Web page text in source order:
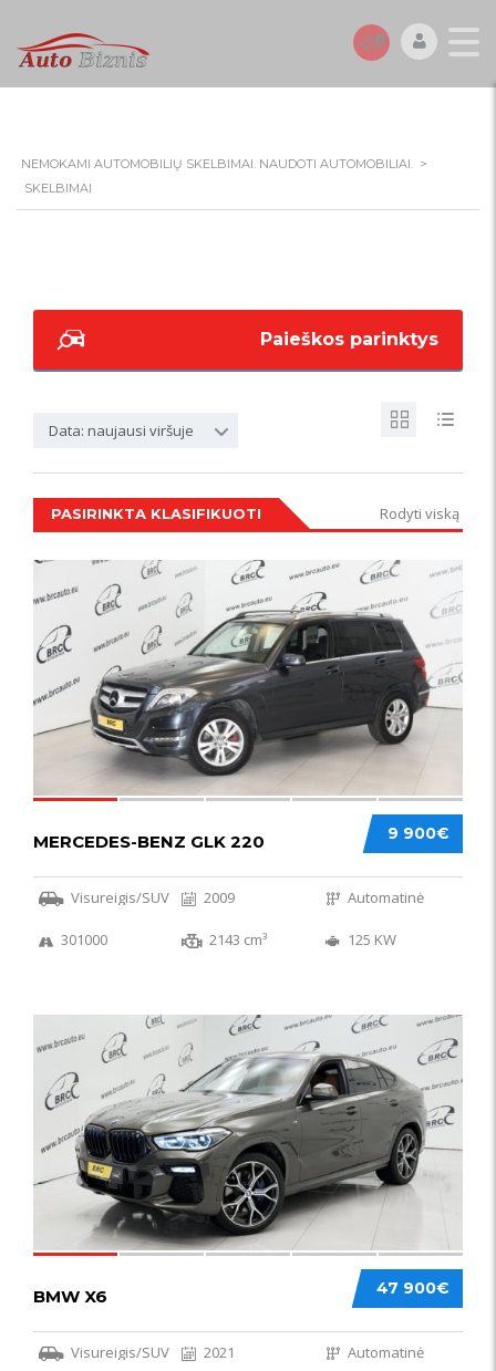
NEMOKAMI AUTOMOBILIŲ SKELBIMAI. NAUDOTI AUTOMOBILIAI. >
SKELBIMAI
Paieškos parinktys
Data: naujausi viršuje
PASIRINKTA KLASIFIKUOTI Rodyti viską
IŠSKIRTINIS
9 900€
MERCEDES-BENZ GLK 220
Visureigis/SUV 2009 Automatinė
301000 2143 cm³ 125 KW
58
47 900€
BMW X6
Visureigis/SUV 2021 Automatinė